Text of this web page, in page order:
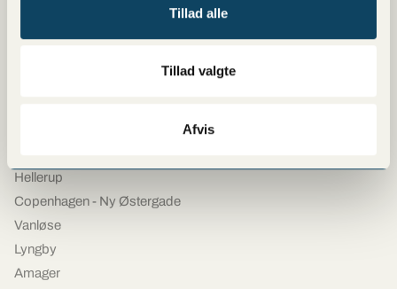
Tillad alle
Tillad valgte
Afvis
Hellerup
Copenhagen - Ny Østergade
Vanløse
Lyngby
Amager